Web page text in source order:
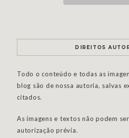
DIREITOS
Todo o conteúdo e todas as
blog são de nossa autoria, salvas
citados.
As imagens e textos não podem
autorização prévia.